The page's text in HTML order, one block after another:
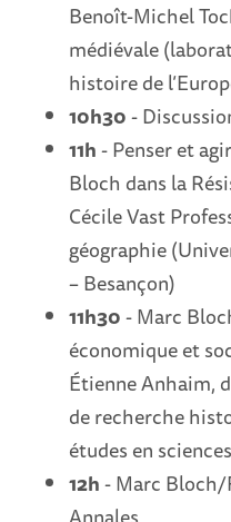
Benoît-Michel
médiévale
histoire de
10h30-
11h- Penser et
Bloch dans la
Cécile Vast
géographie
– Besançon)
11h30- Marc
économique et
Étienne Anhaim,
de recherche
études en
12h- Marc Bloch/